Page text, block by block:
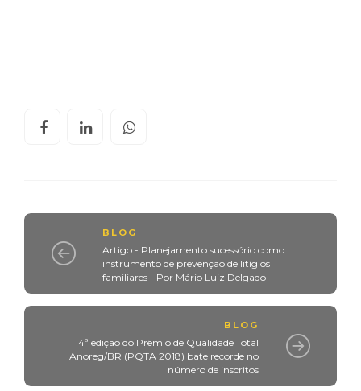
BLOG
Artigo - Planejamento sucessório como
instrumento de prevenção de litígios
familiares - Por Mário Luiz Delgado
BLOG
14ª edição do Prêmio de Qualidade Total
Anoreg/BR (PQTA 2018) bate recorde no
número de inscritos